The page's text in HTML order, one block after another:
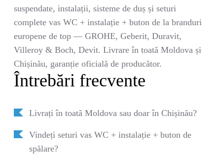
suspendate, instalații, sisteme de duș și seturi
complete vas WC + instalație + buton de la branduri
europene de top — GROHE, Geberit, Duravit,
Villeroy & Boch, Devit. Livrare în toată Moldova și
Chișinău, garanție oficială de producător.
Întrebări frecvente
Livrați în toată Moldova sau doar în Chișinău?
Vindeți seturi vas WC + instalație + buton de
spălare?